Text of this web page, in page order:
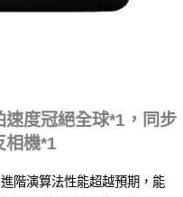
度冠絕全球*1，同步
相機*1
階演算法性能超越預期，能